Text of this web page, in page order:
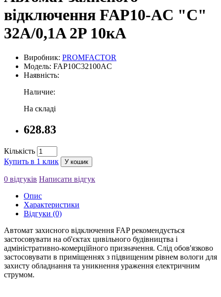
відключення FAP10-AC "C"
32А/0,1A 2P 10кА
Виробник: PROMFACTOR
Модель: FAP10C32100AC
Наявність:
Наличие:
На складі
628.83
Кількість
Купить в 1 клик
У кошик
0 відгуків Написати відгук
Опис
Характеристики
Відгуки (0)
Автомат захисного відключення FAP рекомендується
застосовувати на об'єктах цивільного будівництва і
адміністративно-комерційного призначення. Слід обов'язково
застосовувати в приміщеннях з підвищеним рівнем вологи для
захисту обладнання та уникнення ураження електричним
струмом.